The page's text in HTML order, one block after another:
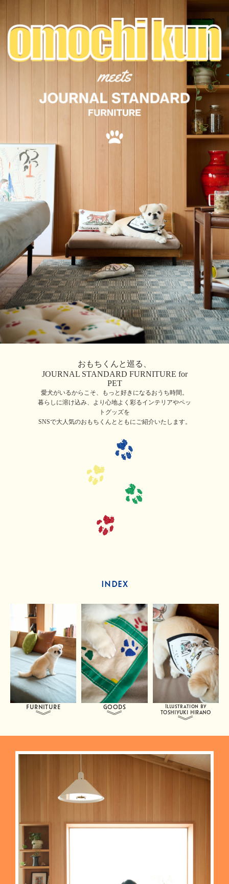
おもちくんと巡る、
JOURNAL STANDARD FURNITURE for
PET
愛犬がいるからこそ、もっと好きになるおうち時間。
暮らしに溶け込み、より心地よく彩るインテリアやペッ
トグッズを
SNSで大人気のおもちくんとともにご紹介いたします。
INDEX
FURNITURE GOODS
Illustration by
TOSHIYUKI HIRANO